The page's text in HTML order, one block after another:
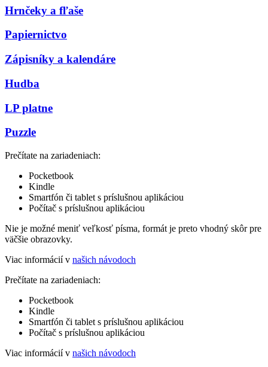
Hrnčeky a fľaše
Papiernictvo
Zápisníky a kalendáre
Hudba
LP platne
Puzzle
Prečítate na zariadeniach:
Pocketbook
Kindle
Smartfón či tablet s príslušnou aplikáciou
Počítač s príslušnou aplikáciou
Nie je možné meniť veľkosť písma, formát je preto vhodný skôr pre
väčšie obrazovky.
Viac informácií v našich návodoch
Prečítate na zariadeniach:
Pocketbook
Kindle
Smartfón či tablet s príslušnou aplikáciou
Počítač s príslušnou aplikáciou
Viac informácií v našich návodoch